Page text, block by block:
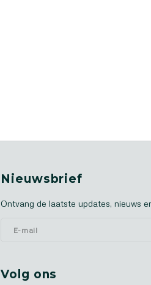
Nieuwsbrief
Ontvang de laatste updates, nieuws
Volg ons